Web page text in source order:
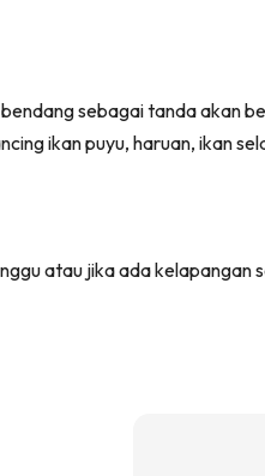
sebagai tanda akan
ikan puyu, haruan, ikan
atau jika ada